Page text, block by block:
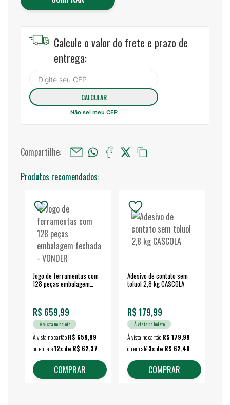
Calcule o valor do frete e prazo de
entrega:
Não sei meu CEP
Compartilhe:
Produtos recomendados:
Jogo de ferramentas com
128 peças embalagem
R$ 659,99
À vista no boleto
À vista no cartãoR$ 659,99
ou em até12x de R$ 62,37
COMPRAR
Adesivo de contato sem
toluol 2,8 kg CASCOLA
R$ 179,99
À vista no boleto
À vista no cartãoR$ 179,99
ou em até3x de R$ 62,40
COMPRAR